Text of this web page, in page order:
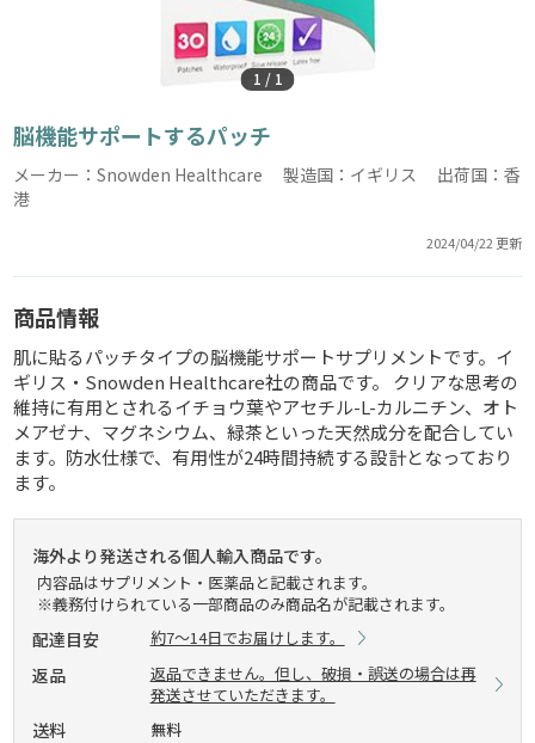
1 / 1
脳機能サポートするパッチ
メーカー：Snowden Healthcare 製造国：イギリス 出荷国：香
港
2024/04/22 更新
商品情報
肌に貼るパッチタイプの脳機能サポートサプリメントです。イ
ギリス・Snowden Healthcare社の商品です。 クリアな思考の
維持に有用とされるイチョウ葉やアセチル-L-カルニチン、オト
メアゼナ、マグネシウム、緑茶といった天然成分を配合してい
ます。防水仕様で、有用性が24時間持続する設計となっており
ます。
海外より発送される個人輸入商品です。
内容品はサプリメント・医薬品と記載されます。
※義務付けられている一部商品のみ商品名が記載されます。
配達目安 約7～14日でお届けします。
返品
返品できません。但し、破損・誤送の場合は再
発送させていただきます。
送料 無料